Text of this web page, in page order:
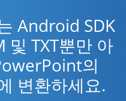
Android SDK
및 TXT뿐만 아
의
변환하세요.